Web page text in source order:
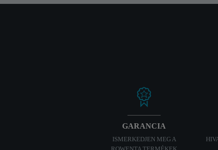
GARANCIA
ISMERKEDJEN MEG A